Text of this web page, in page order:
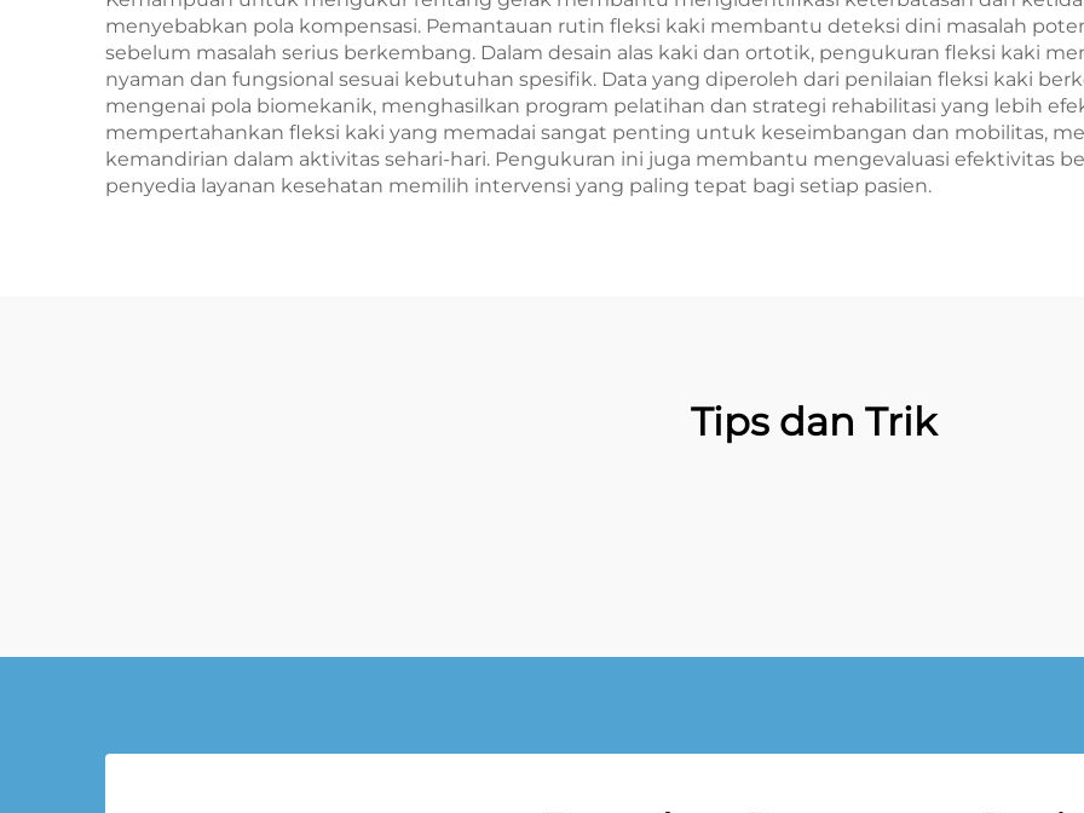
menyebabkan pola kompensasi. Pemantauan rutin fleksi kaki membantu deteksi dini masalah
sebelum masalah serius berkembang. Dalam desain alas kaki dan ortotik, pengukuran fleksi kaki
nyaman dan fungsional sesuai kebutuhan spesifik. Data yang diperoleh dari penilaian fleksi kaki
mengenai pola biomekanik, menghasilkan program pelatihan dan strategi rehabilitasi yang lebih
mempertahankan fleksi kaki yang memadai sangat penting untuk keseimbangan dan mobilitas,
kemandirian dalam aktivitas sehari-hari. Pengukuran ini juga membantu mengevaluasi efektivitas
penyedia layanan kesehatan memilih intervensi yang paling tepat bagi setiap pasien.
Tips dan Trik